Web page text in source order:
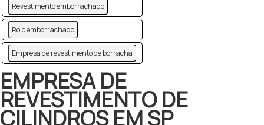
Revestimento emborrachado
Rolo emborrachado
Empresa de revestimento de borracha
EMPRESA DE
REVESTIMENTO DE
CILINDROS EM SP